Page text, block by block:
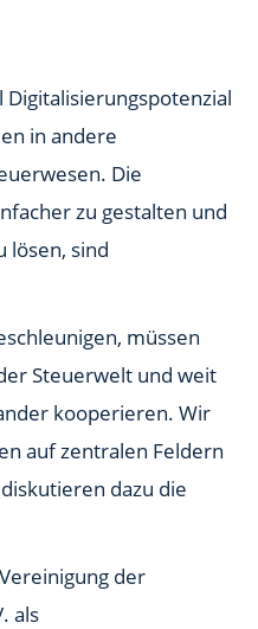
Digitalisierungspotenzial
in andere
Die
zu gestalten und
lösen, sind
müssen
Steuerwelt und weit
kooperieren. Wir
auf zentralen Feldern
dazu die
der
als